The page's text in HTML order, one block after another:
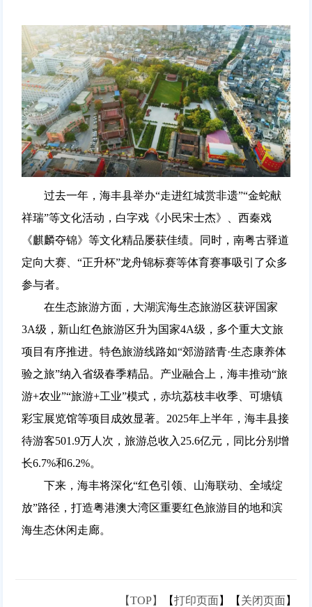
过去一年，海丰县举办“走进红城赏非遗”“金蛇献
祥瑞”等文化活动，白字戏《小民宋士杰》、西秦戏
《麒麟夺锦》等文化精品屡获佳绩。同时，南粤古驿道
定向大赛、“正升杯”龙舟锦标赛等体育赛事吸引了众多
参与者。
在生态旅游方面，大湖滨海生态旅游区获评国家
3A级，新山红色旅游区升为国家4A级，多个重大文旅
项目有序推进。特色旅游线路如“郊游踏青·生态康养体
验之旅”纳入省级春季精品。产业融合上，海丰推动“旅
游+农业”“旅游+工业”模式，赤坑荔枝丰收季、可塘镇
彩宝展览馆等项目成效显著。2025年上半年，海丰县接
待游客501.9万人次，旅游总收入25.6亿元，同比分别增
长6.7%和6.2%。
下来，海丰将深化“红色引领、山海联动、全域绽
放”路径，打造粤港澳大湾区重要红色旅游目的地和滨
海生态休闲走廊。
【TOP】 【打印页面】【 关闭页面】